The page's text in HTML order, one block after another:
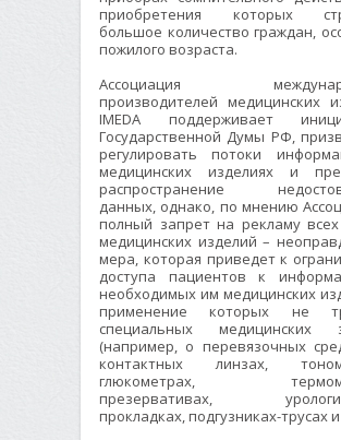
приобретения которых
большое количество граждан,
пожилого возраста.
Ассоциация
производителей медицинских
IMEDA поддерживает
Государственной Думы РФ,
регулировать потоки
медицинских изделиях и
распространение
данных, однако, по мнению
полный запрет на рекламу
медицинских изделий –
мера, которая приведет к
доступа пациентов к
необходимых им медицинских
применение которых не
специальных медицинских
(например, о перевязочных
контактных линзах,
глюкометрах,
презервативах,
прокладках, подгузниках-трусах и